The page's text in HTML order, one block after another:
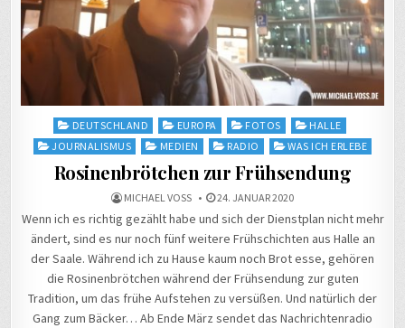
Posted
in
DEUTSCHLAND EUROPA FOTOS
HALLE
JOURNALISMUS
MEDIEN RADIO WAS ICH ERLEBE
Rosinenbrötchen zur Frühsendung
MICHAEL VOSS 24. JANUAR 2020
Wenn ich es richtig gezählt habe und sich der Dienstplan nicht mehr
ändert, sind es nur noch fünf weitere Frühschichten aus Halle an
der Saale. Während ich zu Hause kaum noch Brot esse, gehören
die Rosinenbrötchen während der Frühsendung zur guten
Tradition, um das frühe Aufstehen zu versüßen. Und natürlich der
Gang zum Bäcker… Ab Ende März sendet das Nachrichtenradio